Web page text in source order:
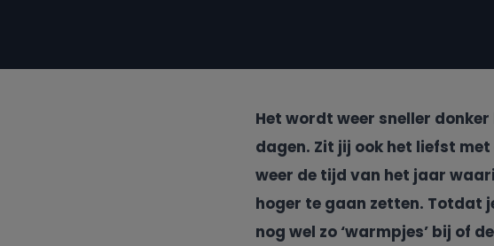
Het wordt weer sneller
dagen. Zit jij ook het liefst met
weer de tijd van het jaar
hoger te gaan zetten. Totdat
nog wel zo ‘warmpjes’ bij of